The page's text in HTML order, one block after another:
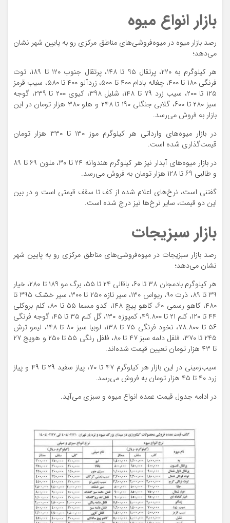
بازار انواع میوه
رصد بازار میوه در میوه‌فروشی‌های مناطق مرکزی رو به پایین شهر نشان
می‌دهد؛
هر کیلوگرم به ۲۲۰، پرتقال ۹۵ تا ۱۴۸، پرتقال جنوب ۱۲۰ تا ۱۸۹، توت
فرنگی ۱۸۰ تا ۴۰۰، چغاله بادام ۴۰۰ تا ۵۰۰، زردآلو ۴۰۰ تا ۵۸۰، سیب قرمز
۱۲۵ تا ۲۰۰، سیب زرد ۷۹ تا ۱۴۸، شلیل ۳۹۸، کیوی ۲۰۰ تا ۲۳۹، گوجه
سبز ۲۸۰ تا ۶۰۰، گلابی جنگلی ۱۹۰ تا ۲۴۸ و هلو ۳۸۰ هزار تومان در این
بازار به فروش می‌رسد.
در بازار میوه‌های وارداتی هر کیلوگرم موز ۱۳۰ تا ۳۳۰ هزار تومان
قیمت‌گذاری شده است.
در بازار میوه‌های آبدار نیز هر کیلوگرم هندوانه ۲۴ تا ۳۰، ملون ۶۹ تا ۸۹
و طالبی ۶۹ تا ۱۲۸ هزار تومان به فروش می‌رسد.
گفتنی است، نرخ‌های اعلام شده از کف تا سقف قیمتی است و در بین
این دو قیمت، سایر نرخ‌ها نیز درج شده است.
بازار سبزیجات
رصد بازار سبزیجات در میوه‌فروشی‌های مناطق مرکزی رو به پایین شهر
نشان می‌دهد؛
هر کیلوگرم بادمجان ۳۸ تا ۶۰، باقالی ۲۴ تا ۵۵، برگ مو ۱۸۹ تا ۲۸۰، خیار
۳۹ تا ۸۹، ذرت ۹۰، ریواس ۱۳۰، سیر تازه ۲۵۰ تا ۳۰۰، سیر خشک ۳۹۵ تا
۴۸۰، کاهو رسمی ۶۰، کاهو پیچ ۱۴۸، کدو مسما ۵۵ تا ۸۰، کلم بروکلی
۴۴ تا ۱۲۰، کلم ۲۱ تا ۴۹.۸۰۰، کمپوزه ۱۳۰، گل کلم ۳۵ تا ۴۵، گوجه فرنگی
۵۶ تا ۷۸.۸۰۰، نخود فرنگی ۷۵ تا ۱۳۸، لوبیا سبز ۸۰ تا ۱۴۸، لیمو ترش
۲۴۵ تا ۳۷۰، فلفل دلمه سبز ۴۷ تا ۸۰، فلفل رنگی ۵۵ تا ۲۵۰ و هویج ۲۷
تا ۴۳ هزار تومان تعیین قیمت شده‌اند.
سیب‌زمینی در این بازار هر کیلوگرم ۴۷ تا ۷۰، پیاز سفید ۲۹ تا ۴۹ و پیاز
زرد ۴۰ تا ۴۵ هزار تومان به فروش می‌رسد.
در ادامه جدول قیمت عمده انواع میوه و سبزی می‌آید.